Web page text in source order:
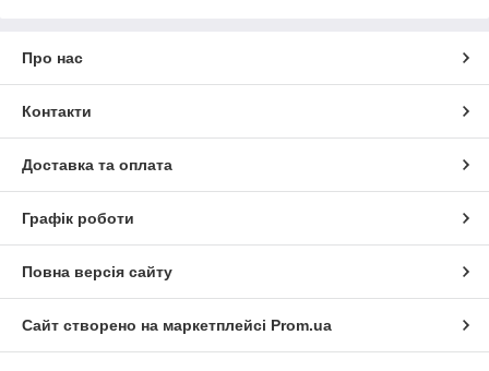
Про нас
Контакти
Доставка та оплата
Графік роботи
Повна версія сайту
Сайт створено на маркетплейсі Prom.ua